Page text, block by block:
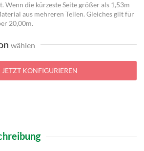
Wenn die kürzeste Seite größer als 1,53m
aus mehreren Teilen. Gleiches gilt für
20,00m.
wählen
JETZT KONFIGURIEREN